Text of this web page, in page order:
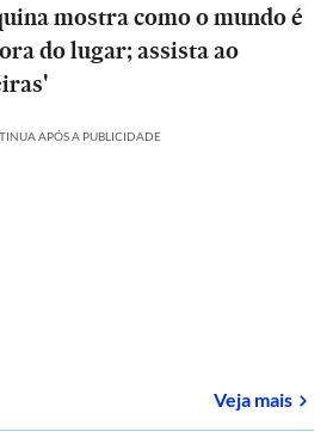
mostra como o mundo é
do lugar; assista ao
APÓS A PUBLICIDADE
Veja mais